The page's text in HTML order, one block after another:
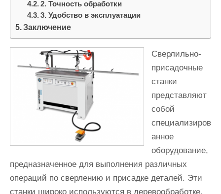
2. Точность обработки
3. Удобство в эксплуатации
Заключение
Сверлильно-
присадочные
станки
представляют
собой
специализиров
анное
оборудование,
предназначенное для выполнения различных
операций по сверлению и присадке деталей. Эти
станки широко используются в деревообработке,